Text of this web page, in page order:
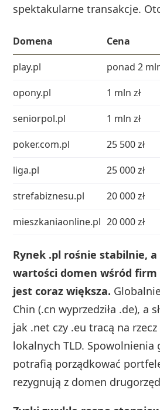
spektakularne transakcje.
Domena
Cena
play.pl
ponad 2
opony.pl
1 mln zł
seniorpol.pl
1 mln zł
poker.com.pl
25 500 zł
liga.pl
25 000 zł
strefabiznesu.pl
20 000 zł
mieszkaniaonline.pl 20 000 zł
Rynek .pl rośnie stabilnie,
wartości domen wśród
jest coraz większa.
Chin (.cn wyprzedziła .de), a
jak .net czy .eu tracą na
lokalnych TLD. Spowolnienia
potrafią porządkować
rezygnują z domen